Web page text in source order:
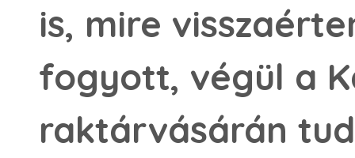
is, mire
fogyott, végül a
raktárvásárán